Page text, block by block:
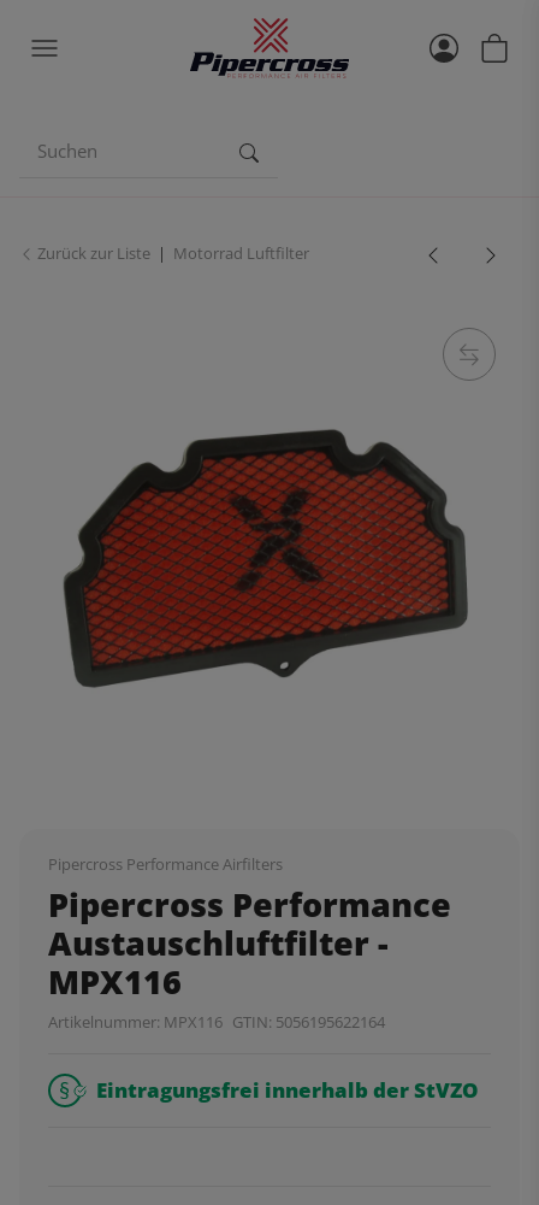
Zurück zur Liste Motorrad Luftfilter
Pipercross Performance Airfilters
Pipercross Performance
Austauschluftfilter -
MPX116
Artikelnummer: MPX116 GTIN: 5056195622164
Eintragungsfrei innerhalb der StVZO